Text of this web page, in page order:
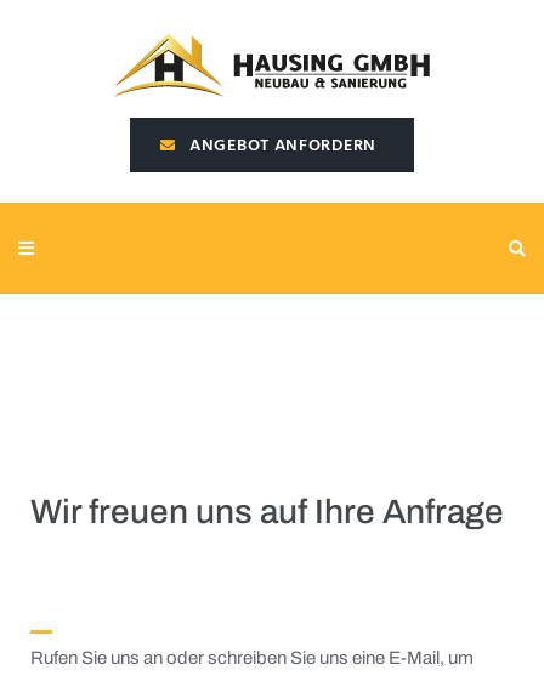
ANGEBOT ANFORDERN
Wir freuen uns auf Ihre Anfrage
Rufen Sie uns an oder schreiben Sie uns eine E-Mail, um
SEARCH THIS WEBSITE